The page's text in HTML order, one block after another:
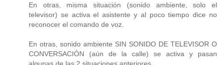
En otras, misma situación (sonido ambiente, solo el
televisor) se activa el asistente y al poco tiempo dice no
reconocer el comando de voz.
En otras, sonido ambiente SIN SONIDO DE TELEVISOR O
CONVERSACIÓN (aún de la calle) se activa y pasan